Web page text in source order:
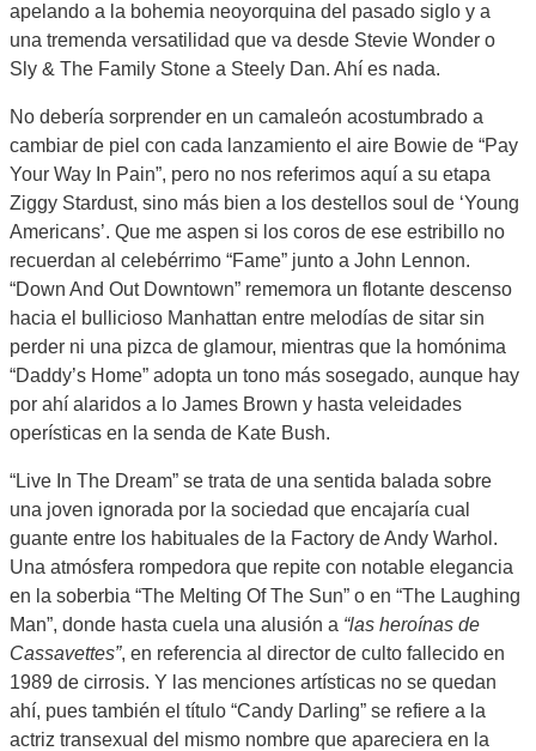
apelando a la bohemia neoyorquina del pasado siglo y a
una tremenda versatilidad que va desde Stevie Wonder o
Sly & The Family Stone a Steely Dan. Ahí es nada.
No debería sorprender en un camaleón acostumbrado a
cambiar de piel con cada lanzamiento el aire Bowie de “Pay
Your Way In Pain”, pero no nos referimos aquí a su etapa
Ziggy Stardust, sino más bien a los destellos soul de ‘Young
Americans’. Que me aspen si los coros de ese estribillo no
recuerdan al celebérrimo “Fame” junto a John Lennon.
“Down And Out Downtown” rememora un flotante descenso
hacia el bullicioso Manhattan entre melodías de sitar sin
perder ni una pizca de glamour, mientras que la homónima
“Daddy’s Home” adopta un tono más sosegado, aunque hay
por ahí alaridos a lo James Brown y hasta veleidades
operísticas en la senda de Kate Bush.
“Live In The Dream” se trata de una sentida balada sobre
una joven ignorada por la sociedad que encajaría cual
guante entre los habituales de la Factory de Andy Warhol.
Una atmósfera rompedora que repite con notable elegancia
en la soberbia “The Melting Of The Sun” o en “The Laughing
Man”, donde hasta cuela una alusión a “las heroínas de
Cassavettes”, en referencia al director de culto fallecido en
1989 de cirrosis. Y las menciones artísticas no se quedan
ahí, pues también el título “Candy Darling” se refiere a la
actriz transexual del mismo nombre que apareciera en la